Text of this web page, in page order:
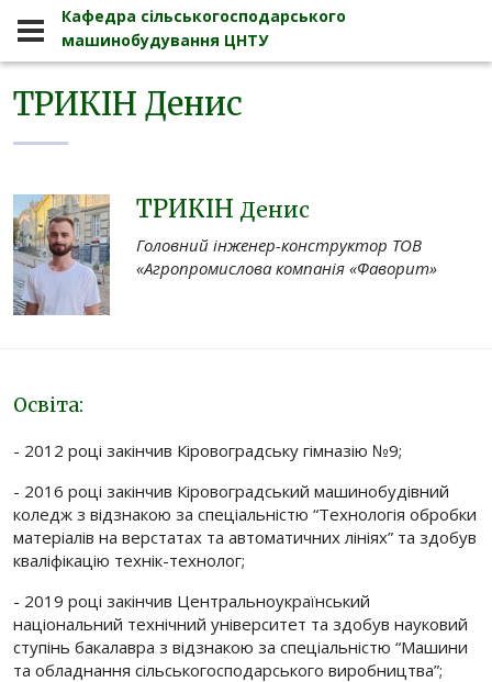
Кафедра сільськогосподарського
машинобудування ЦНТУ
Кафедра Наші випускники
ТРИКІН Денис
ТРИКІН Денис
Головний інженер-конструктор ТОВ
«Агропромислова компанія «Фаворит»
Освіта:
- 2012 році закінчив Кіровоградську гімназію №9;
- 2016 році закінчив Кіровоградський машинобудівний
коледж з відзнакою за спеціальністю “Технологія обробки
матеріалів на верстатах та автоматичних лініях” та здобув
кваліфікацію технік-технолог;
- 2019 році закінчив Центральноукраїнський
національний технічний університет та здобув науковий
ступінь бакалавра з відзнакою за спеціальністю “Машини
та обладнання сільськогосподарського виробництва”;